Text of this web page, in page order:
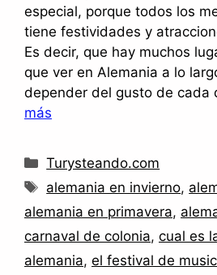
especial, porque todos los
tiene festividades y
Es decir, que hay muchos
que ver en Alemania a lo
depender del gusto de cada
más
Categorías
Turysteando.com
Etiquetas
alemania en invierno,
alemania en primavera,
carnaval de colonia, cual es
alemania, el festival de